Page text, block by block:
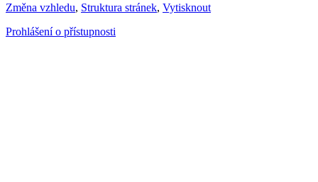
Změna vzhledu, Struktura stránek, Vytisknout
Prohlášení o přístupnosti